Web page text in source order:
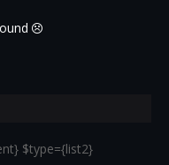
$type={list2}